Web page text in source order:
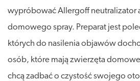
wypróbować Allergoff neutralizator
domowego spray. Preparat jest
których do nasilenia objawów
osób, które mają zwierzęta
chcą zadbać o czystość swojego